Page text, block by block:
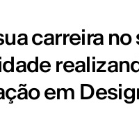
carreira
em